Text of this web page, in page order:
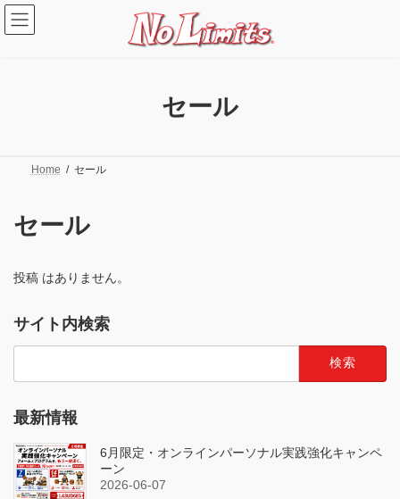
コ
ン
テ
ナ
ビ
ゲ
セール
Home セール
セール
投稿 はありません。
サイト内検索
検
最新情報
6月限定・オンラインパーソナル実践強化キャンペ
ーン
2026-06-07